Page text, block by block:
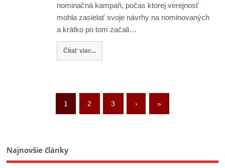
nominačná kampaň, počas ktorej verejnosť
mohla zasielať svoje návrhy na nominovaných
a krátko po tom začali…
Čítať viac...
1 2 3 › »
Najnovšie články